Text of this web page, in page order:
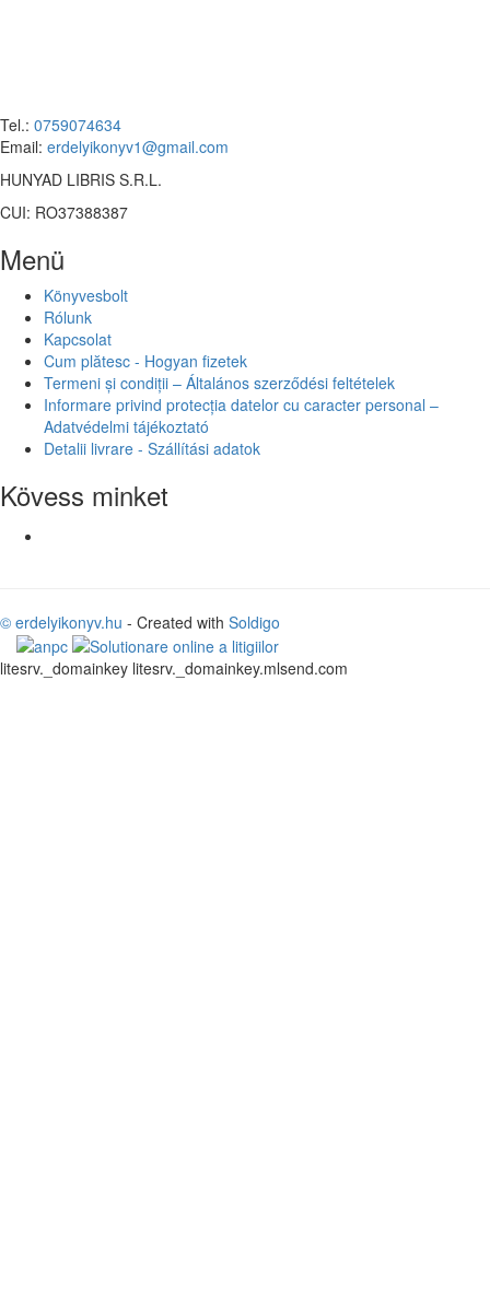
Tel.: 0759074634
Email: erdelyikonyv1@gmail.com
HUNYAD LIBRIS S.R.L.
CUI: RO37388387
Menü
Könyvesbolt
Rólunk
Kapcsolat
Cum plătesc - Hogyan fizetek
Termeni și condiții – Általános szerződési feltételek
Informare privind protecția datelor cu caracter personal –
Adatvédelmi tájékoztató
Detalii livrare - Szállítási adatok
Kövess minket
© erdelyikonyv.hu - Created with Soldigo
litesrv._domainkey litesrv._domainkey.mlsend.com